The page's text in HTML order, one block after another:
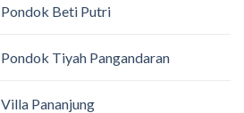
Pondok Beti Putri
Pondok Tiyah Pangandaran
Villa Pananjung